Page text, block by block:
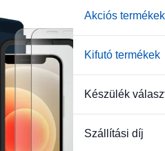
Akciós termékek
Kifutó termékek
Készülék
Szállítási díj